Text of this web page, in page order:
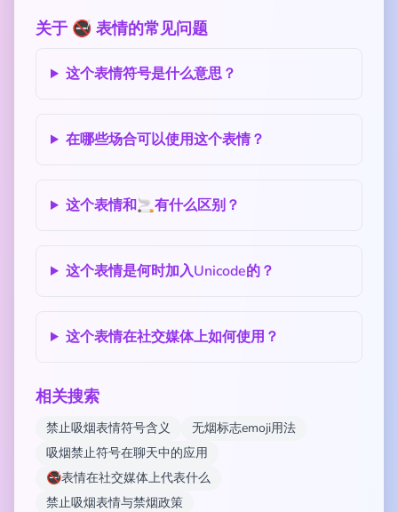
关于 🚭 表情的常见问题
这个表情符号是什么意思？
在哪些场合可以使用这个表情？
这个表情和🚬有什么区别？
这个表情是何时加入Unicode的？
这个表情在社交媒体上如何使用？
相关搜索
禁止吸烟表情符号含义
无烟标志emoji用法
吸烟禁止符号在聊天中的应用
🚭表情在社交媒体上代表什么
禁止吸烟表情与禁烟政策